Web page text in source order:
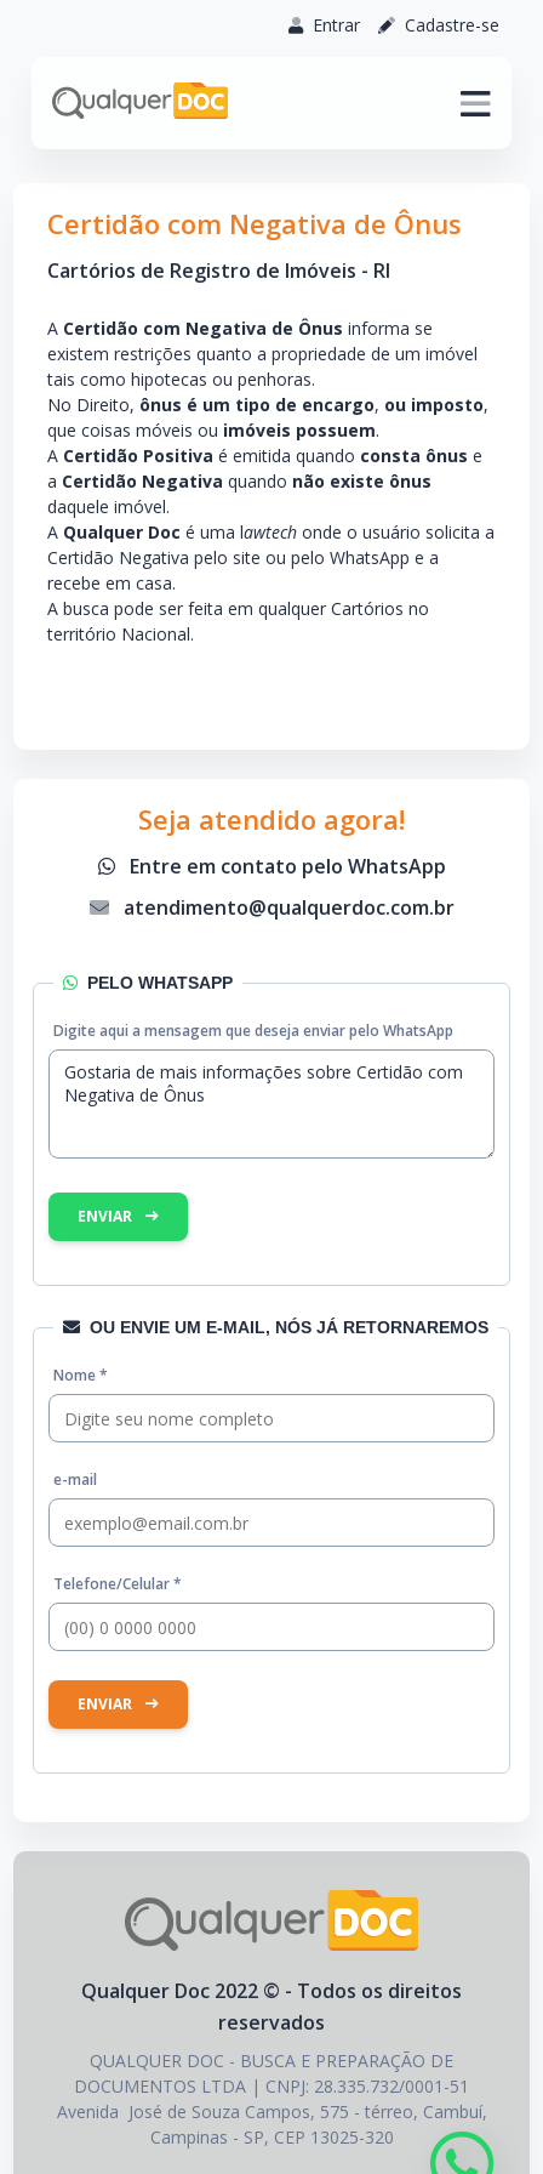
Entrar Cadastre-se
Certidão com Negativa de Ônus
Cartórios de Registro de Imóveis - RI
A Certidão com Negativa de Ônus informa se
existem restrições quanto a propriedade de um imóvel
tais como hipotecas ou penhoras.
No Direito, ônus é um tipo de encargo, ou imposto,
que coisas móveis ou imóveis possuem.
A Certidão Positiva é emitida quando consta ônus e
a Certidão Negativa quando não existe ônus
daquele imóvel.
A Qualquer Doc é uma lawtech onde o usuário solicita a
Certidão Negativa pelo site ou pelo WhatsApp e a
recebe em casa.
A busca pode ser feita em qualquer Cartórios no
território Nacional.
Seja atendido agora!
Entre em contato pelo WhatsApp
atendimento@qualquerdoc.com.br
PELO WHATSAPP
Digite aqui a mensagem que deseja enviar pelo WhatsApp
ENVIAR
OU ENVIE UM E-MAIL, NÓS JÁ RETORNAREMOS
Nome *
e-mail
Telefone/Celular *
ENVIAR
Qualquer Doc 2022 © - Todos os direitos
reservados
QUALQUER DOC - BUSCA E PREPARAÇÃO DE
DOCUMENTOS LTDA | CNPJ: 28.335.732/0001-51
Avenida José de Souza Campos, 575 - térreo, Cambuí,
Campinas - SP, CEP 13025-320